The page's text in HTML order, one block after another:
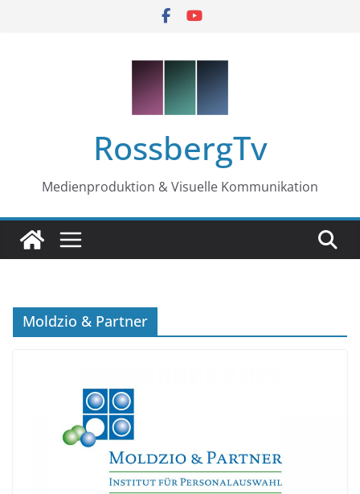
RossbergTv
Medienproduktion & Visuelle Kommunikation
Moldzio & Partner